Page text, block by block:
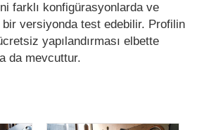
farklı konfigürasyonlarda ve
versiyonda test edebilir. Profilin
yapılandırması elbette
da mevcuttur.